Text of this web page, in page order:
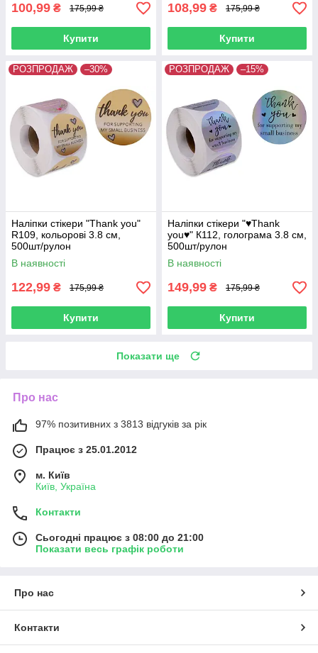
100,99 ₴ 175,99 ₴
Купити
108,99 ₴ 175,99 ₴
Купити
РОЗПРОДАЖ –30%
Наліпки стікери "Thank you"
R109, кольорові 3.8 см,
500шт/рулон
В наявності
122,99 ₴ 175,99 ₴
Купити
РОЗПРОДАЖ –15%
Наліпки стікери "♥Thank
you♥" К112, голограма 3.8 см,
500шт/рулон
В наявності
149,99 ₴ 175,99 ₴
Купити
Показати ще
Про нас
97% позитивних з 3813 відгуків за рік
Працює з 25.01.2012
м. Київ
Київ, Україна
Контакти
Сьогодні працює з 08:00 до 21:00
Показати весь графік роботи
Про нас
Контакти